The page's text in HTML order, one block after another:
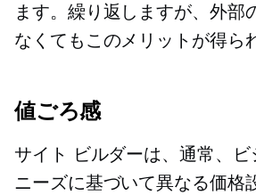
ます。繰り返しますが、外部
なくてもこのメリットが得ら
値ごろ感
サイト ビルダーは、通常、ビ
ニーズに基づいて異なる価格